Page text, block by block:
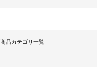
商品カテゴリ一覧